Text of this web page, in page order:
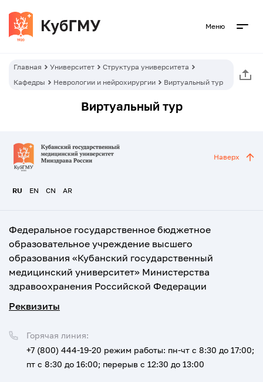
Меню
Главная Университет
Структура университета
Кафедры
Неврологии и нейрохирургии Виртуальный тур
Виртуальный тур
RU EN CN AR
Наверх
Федеральное государственное бюджетное
образовательное учреждение высшего
образования «Кубанский государственный
медицинский университет» Министерства
здравоохранения Российской Федерации
Реквизиты
Горячая линия:
+7 (800) 444-19-20 режим работы: пн-чт с 8:30 до 17:00;
пт с 8:30 до 16:00; перерыв с 12:30 до 13:00